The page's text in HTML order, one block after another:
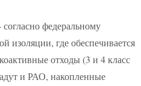
федеральному
изоляции, где обеспечивается
отходы (3 и 4 класс
и РАО, накопленные